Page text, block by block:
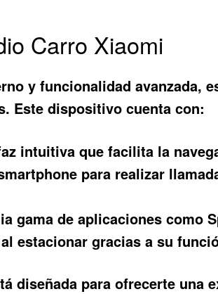
Carro Xiaomi
y funcionalidad avanzada,
Este dispositivo cuenta con:
intuitiva que facilita la
para realizar
gama de aplicaciones como
estacionar gracias a su
diseñada para ofrecerte una